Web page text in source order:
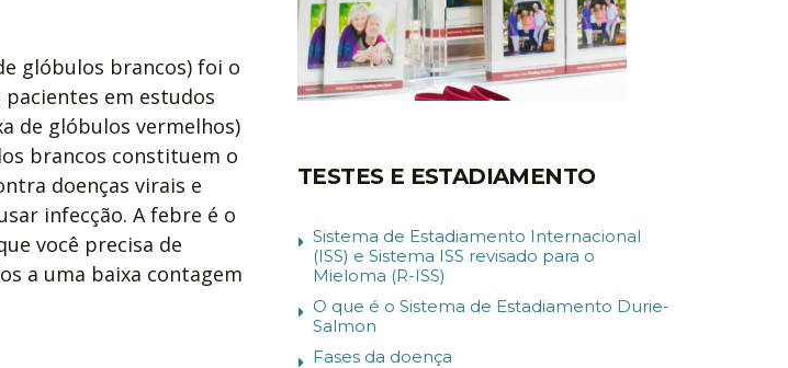
glóbulos brancos) foi o
em estudos
de glóbulos vermelhos)
brancos constituem o
doenças virais e
infecção. A febre é o
você precisa de
a uma baixa contagem
TESTES E ESTADIAMENTO
Sistema de Estadiamento Internacional
(ISS) e Sistema ISS revisado para o
Mieloma (R-ISS)
O que é o Sistema de Estadiamento Durie-
Salmon
Fases da doença